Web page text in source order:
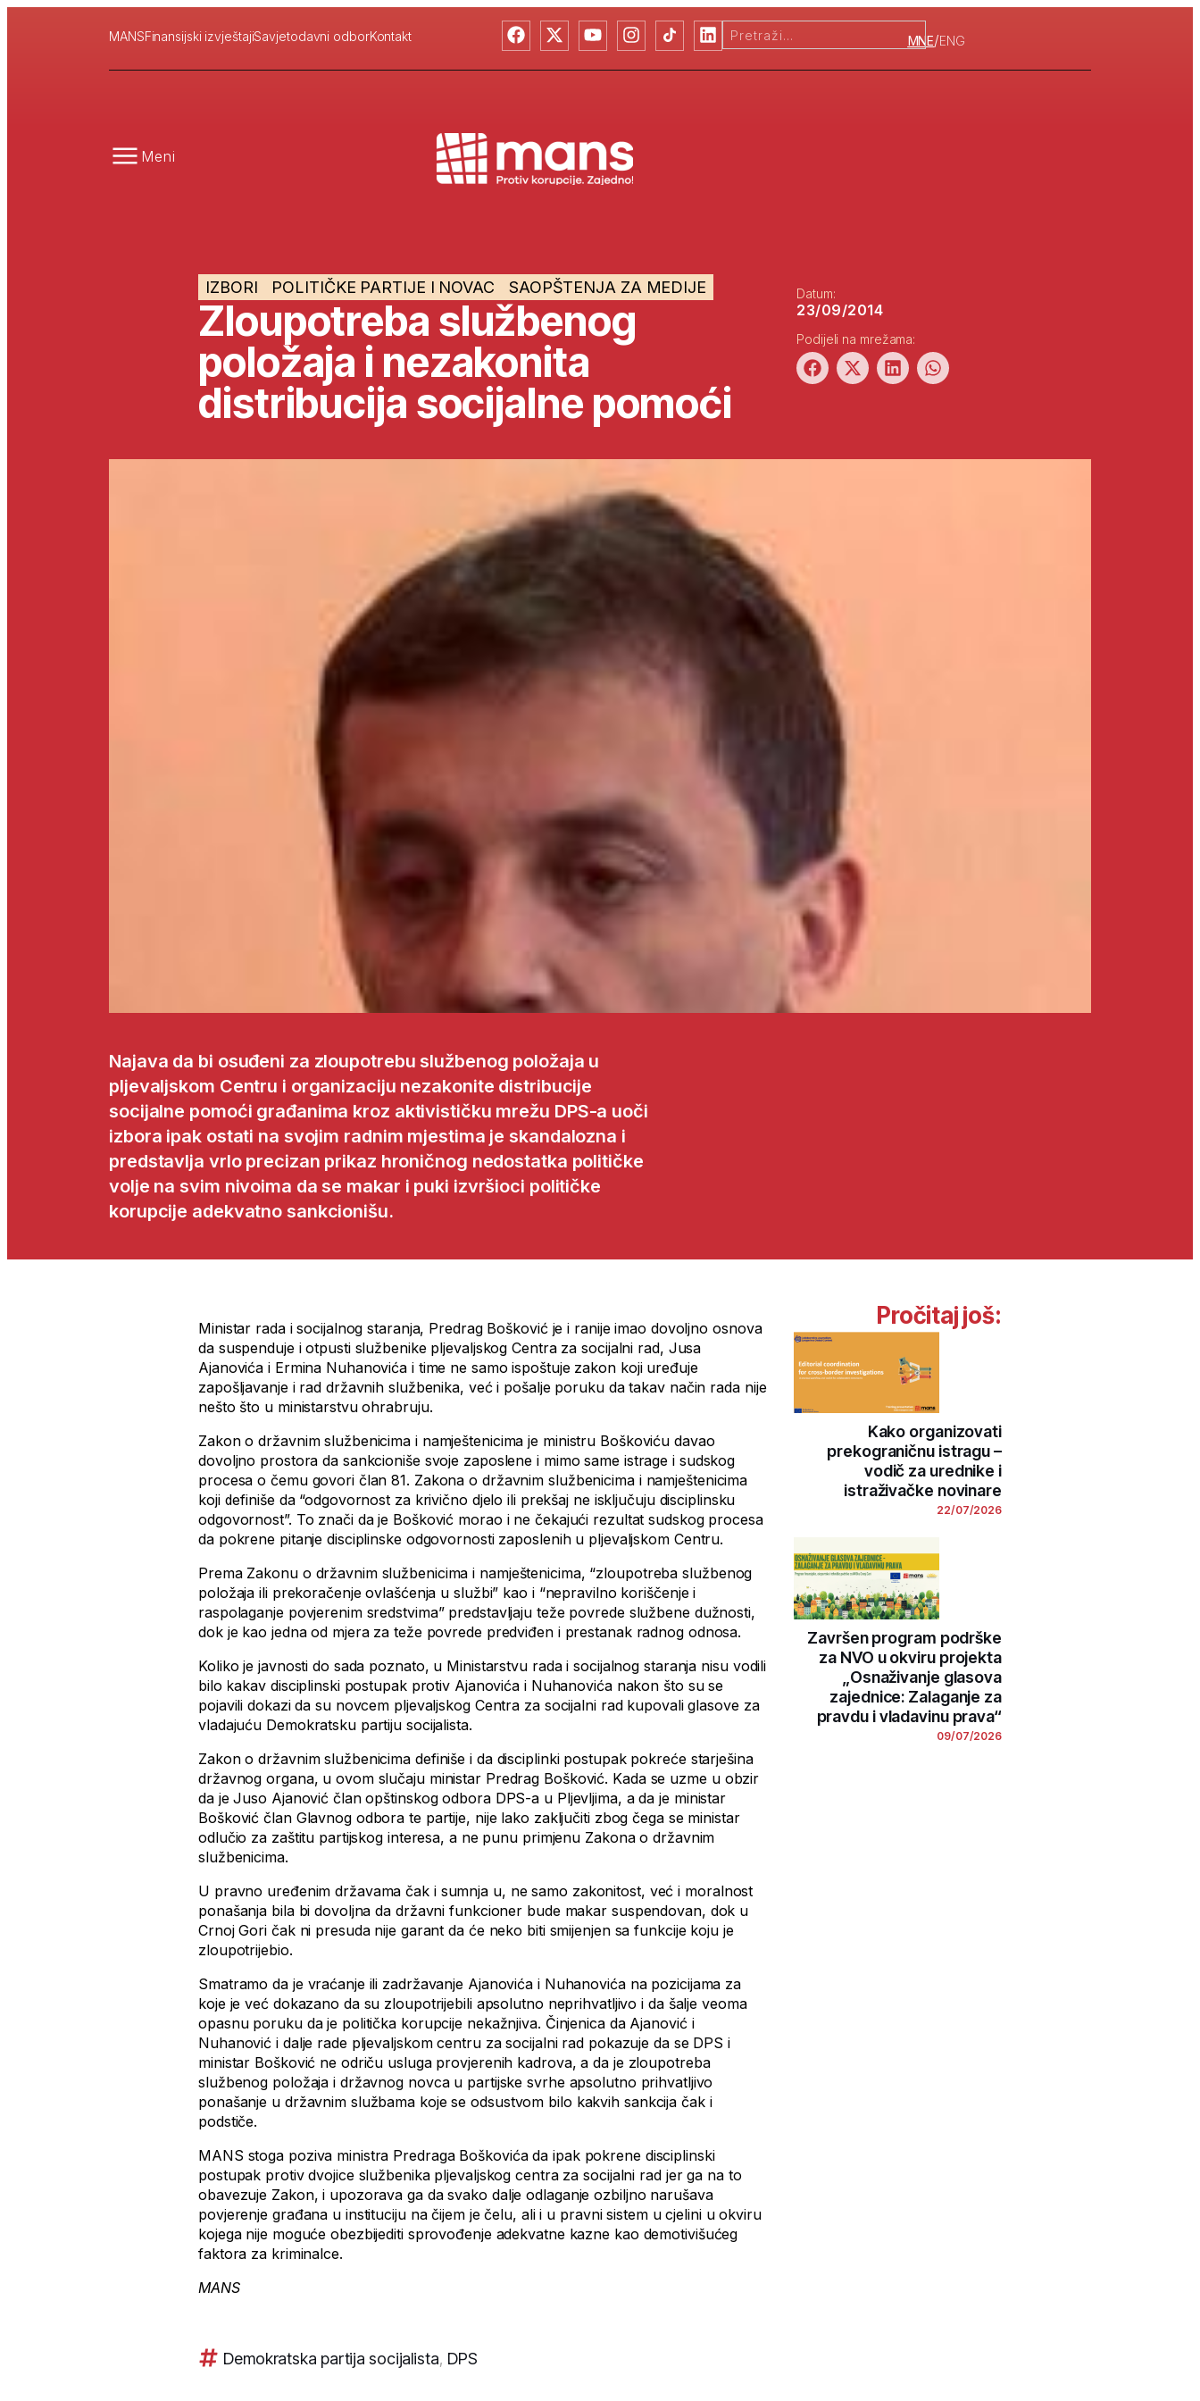
MANSFinansijski izvještajiSavjetodavni odborKontakt MNE/ENG
Meni
IZBORI POLITIČKE PARTIJE I NOVAC SAOPŠTENJA ZA MEDIJE
Zloupotreba službenog
položaja i nezakonita
distribucija socijalne pomoći
Datum:
23/09/2014
Podijeli na mrežama:
Najava da bi osuđeni za zloupotrebu službenog položaja u
pljevaljskom Centru i organizaciju nezakonite distribucije
socijalne pomoći građanima kroz aktivističku mrežu DPS-a uoči
izbora ipak ostati na svojim radnim mjestima je skandalozna i
predstavlja vrlo precizan prikaz hroničnog nedostatka političke
volje na svim nivoima da se makar i puki izvršioci političke
korupcije adekvatno sankcionišu.
Ministar rada i socijalnog staranja, Predrag Bošković je i ranije imao dovoljno osnova
da suspenduje i otpusti službenike pljevaljskog Centra za socijalni rad, Jusa
Ajanovića i Ermina Nuhanovića i time ne samo ispoštuje zakon koji uređuje
zapošljavanje i rad državnih službenika, već i pošalje poruku da takav način rada nije
nešto što u ministarstvu ohrabruju.
Zakon o državnim službenicima i namještenicima je ministru Boškoviću davao
dovoljno prostora da sankcioniše svoje zaposlene i mimo same istrage i sudskog
procesa o čemu govori član 81. Zakona o državnim službenicima i namještenicima
koji definiše da “odgovornost za krivično djelo ili prekšaj ne isključuju disciplinsku
odgovornost”. To znači da je Bošković morao i ne čekajući rezultat sudskog procesa
da pokrene pitanje disciplinske odgovornosti zaposlenih u pljevaljskom Centru.
Prema Zakonu o državnim službenicima i namještenicima, “zloupotreba službenog
položaja ili prekoračenje ovlašćenja u službi” kao i “nepravilno koriščenje i
raspolaganje povjerenim sredstvima” predstavljaju teže povrede službene dužnosti,
dok je kao jedna od mjera za teže povrede predviđen i prestanak radnog odnosa.
Koliko je javnosti do sada poznato, u Ministarstvu rada i socijalnog staranja nisu vodili
bilo kakav disciplinski postupak protiv Ajanovića i Nuhanovića nakon što su se
pojavili dokazi da su novcem pljevaljskog Centra za socijalni rad kupovali glasove za
vladajuću Demokratsku partiju socijalista.
Zakon o državnim službenicima definiše i da disciplinki postupak pokreće starješina
državnog organa, u ovom slučaju ministar Predrag Bošković. Kada se uzme u obzir
da je Juso Ajanović član opštinskog odbora DPS-a u Pljevljima, a da je ministar
Bošković član Glavnog odbora te partije, nije lako zaključiti zbog čega se ministar
odlučio za zaštitu partijskog interesa, a ne punu primjenu Zakona o državnim
službenicima.
U pravno uređenim državama čak i sumnja u, ne samo zakonitost, već i moralnost
ponašanja bila bi dovoljna da državni funkcioner bude makar suspendovan, dok u
Crnoj Gori čak ni presuda nije garant da će neko biti smijenjen sa funkcije koju je
zloupotrijebio.
Smatramo da je vraćanje ili zadržavanje Ajanovića i Nuhanovića na pozicijama za
koje je već dokazano da su zloupotrijebili apsolutno neprihvatljivo i da šalje veoma
opasnu poruku da je politička korupcije nekažnjiva. Činjenica da Ajanović i
Nuhanović i dalje rade pljevaljskom centru za socijalni rad pokazuje da se DPS i
ministar Bošković ne odriču usluga provjerenih kadrova, a da je zloupotreba
službenog položaja i državnog novca u partijske svrhe apsolutno prihvatljivo
ponašanje u državnim službama koje se odsustvom bilo kakvih sankcija čak i
podstiče.
MANS stoga poziva ministra Predraga Boškovića da ipak pokrene disciplinski
postupak protiv dvojice službenika pljevaljskog centra za socijalni rad jer ga na to
obavezuje Zakon, i upozorava ga da svako dalje odlaganje ozbiljno narušava
povjerenje građana u instituciju na čijem je čelu, ali i u pravni sistem u cjelini u okviru
kojega nije moguće obezbijediti sprovođenje adekvatne kazne kao demotivišućeg
faktora za kriminalce.
MANS
Demokratska partija socijalista, DPS
Pročitaj još:
Kako organizovati
prekograničnu istragu –
vodič za urednike i
istraživačke novinare
22/07/2026
Završen program podrške
za NVO u okviru projekta
„Osnaživanje glasova
zajednice: Zalaganje za
pravdu i vladavinu prava“
09/07/2026